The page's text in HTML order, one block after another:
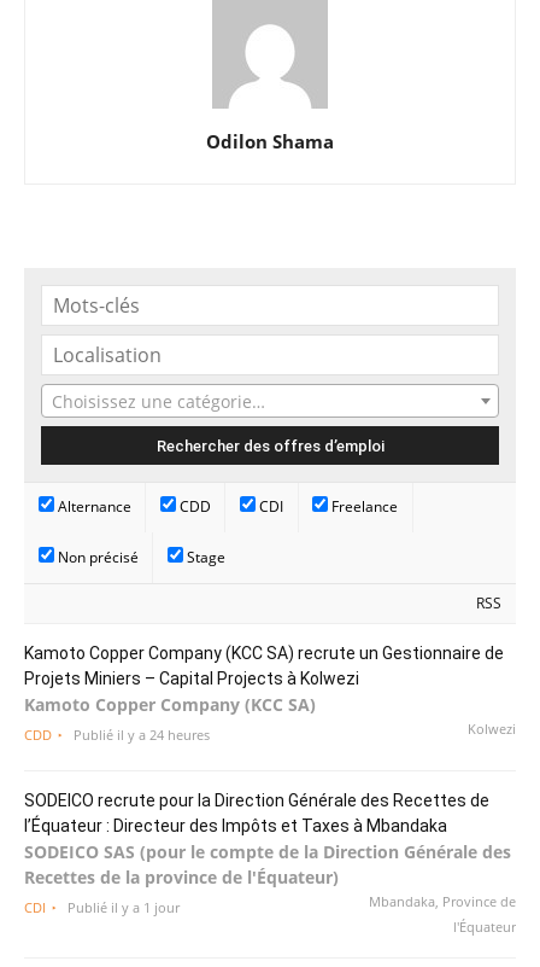
Odilon Shama
Choisissez une catégorie…
Alternance CDD CDI Freelance
Non précisé Stage
RSS
Kamoto Copper Company (KCC SA) recrute un Gestionnaire de
Projets Miniers – Capital Projects à Kolwezi
Kamoto Copper Company (KCC SA)
Kolwezi
CDD Publié il y a 24 heures
SODEICO recrute pour la Direction Générale des Recettes de
l’Équateur : Directeur des Impôts et Taxes à Mbandaka
SODEICO SAS (pour le compte de la Direction Générale des
Recettes de la province de l'Équateur)
Mbandaka, Province de
l'Équateur
CDI Publié il y a 1 jour